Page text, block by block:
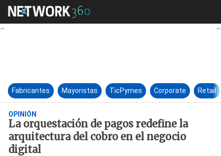
La orquestación de pagos
Fabricantes Mayoristas TicPymes Corporate Retail
OPINIÓN
La orquestación de pagos redefine la
arquitectura del cobro en el negocio
digital